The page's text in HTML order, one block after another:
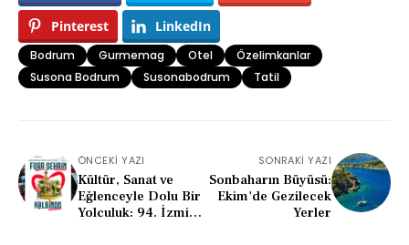
Pinterest LinkedIn
Bodrum Gurmemag Otel
Özelimkanlar
Susona Bodrum
Susonabodrum Tatil
ÖNCEKI YAZI
Kültür, Sanat ve
Eğlenceyle Dolu Bir
Yolculuk: 94. İzmir
SONRAKI YAZI
Sonbaharın Büyüsü:
Ekim'de Gezilecek
Yerler